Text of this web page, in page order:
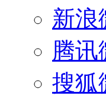
新浪
腾讯
搜狐